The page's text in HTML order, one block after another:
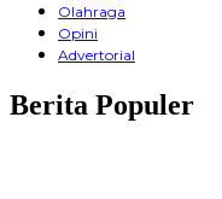
Olahraga
Opini
Advertorial
Berita Populer